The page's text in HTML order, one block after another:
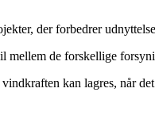
der forbedrer
de forskellige
kan lagres, når